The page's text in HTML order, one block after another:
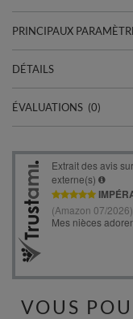
PRINCIPAUX
DÉTAILS
ÉVALUATIONS (0)
VOUS